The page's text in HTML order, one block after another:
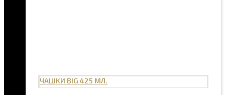
ЧАШКИ BIG 425 МЛ.